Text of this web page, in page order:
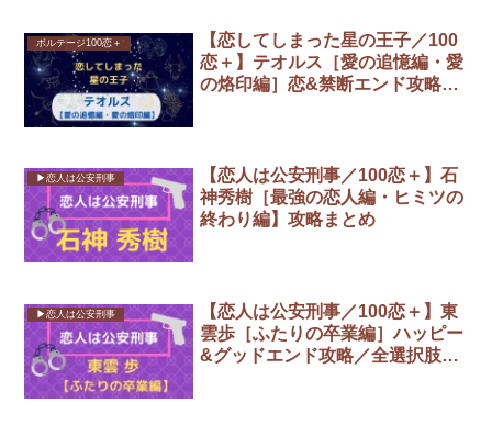
ボルテージ100恋＋
【恋してしまった星の王子／100
恋＋】テオルス［愛の追憶編・愛
の烙印編］恋&禁断エンド攻略／
▶︎恋人は公安刑事
【恋人は公安刑事／100恋＋】石
神秀樹［最強の恋人編・ヒミツの
終わり編】攻略まとめ
▶︎恋人は公安刑事
【恋人は公安刑事／100恋＋】東
雲歩［ふたりの卒業編］ハッピー
&グッドエンド攻略／全選択肢ま